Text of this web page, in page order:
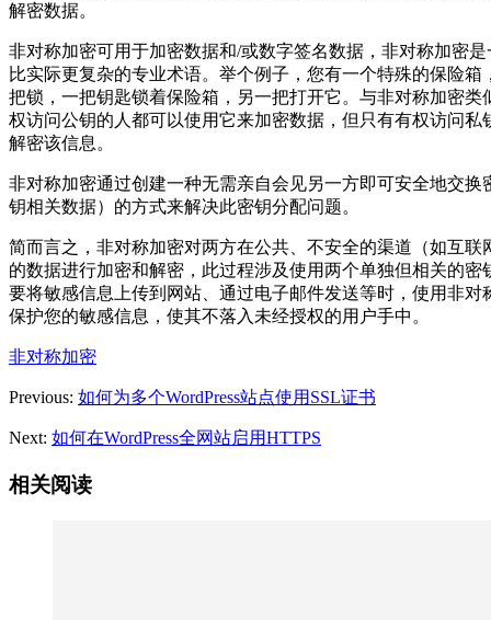
解密数据。
非对称加密可用于加密数据和/或数字签名数据，非对称加密
比实际更复杂的专业术语。举个例子，您有一个特殊的保险箱
把锁，一把钥匙锁着保险箱，另一把打开它。与非对称加密类
权访问公钥的人都可以使用它来加密数据，但只有有权访问私
解密该信息。
非对称加密通过创建一种无需亲自会见另一方即可安全地交换
钥相关数据）的方式来解决此密钥分配问题。
简而言之，非对称加密对两方在公共、不安全的渠道（如互联
的数据进行加密和解密，此过程涉及使用两个单独但相关的密
要将敏感信息上传到网站、通过电子邮件发送等时，使用非对
保护您的敏感信息，使其不落入未经授权的用户手中。
非对称加密
Previous: 如何为多个WordPress站点使用SSL证书
Next: 如何在WordPress全网站启用HTTPS
相关阅读